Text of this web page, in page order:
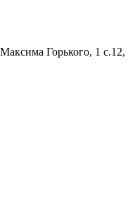
Горького, 1 c.12,